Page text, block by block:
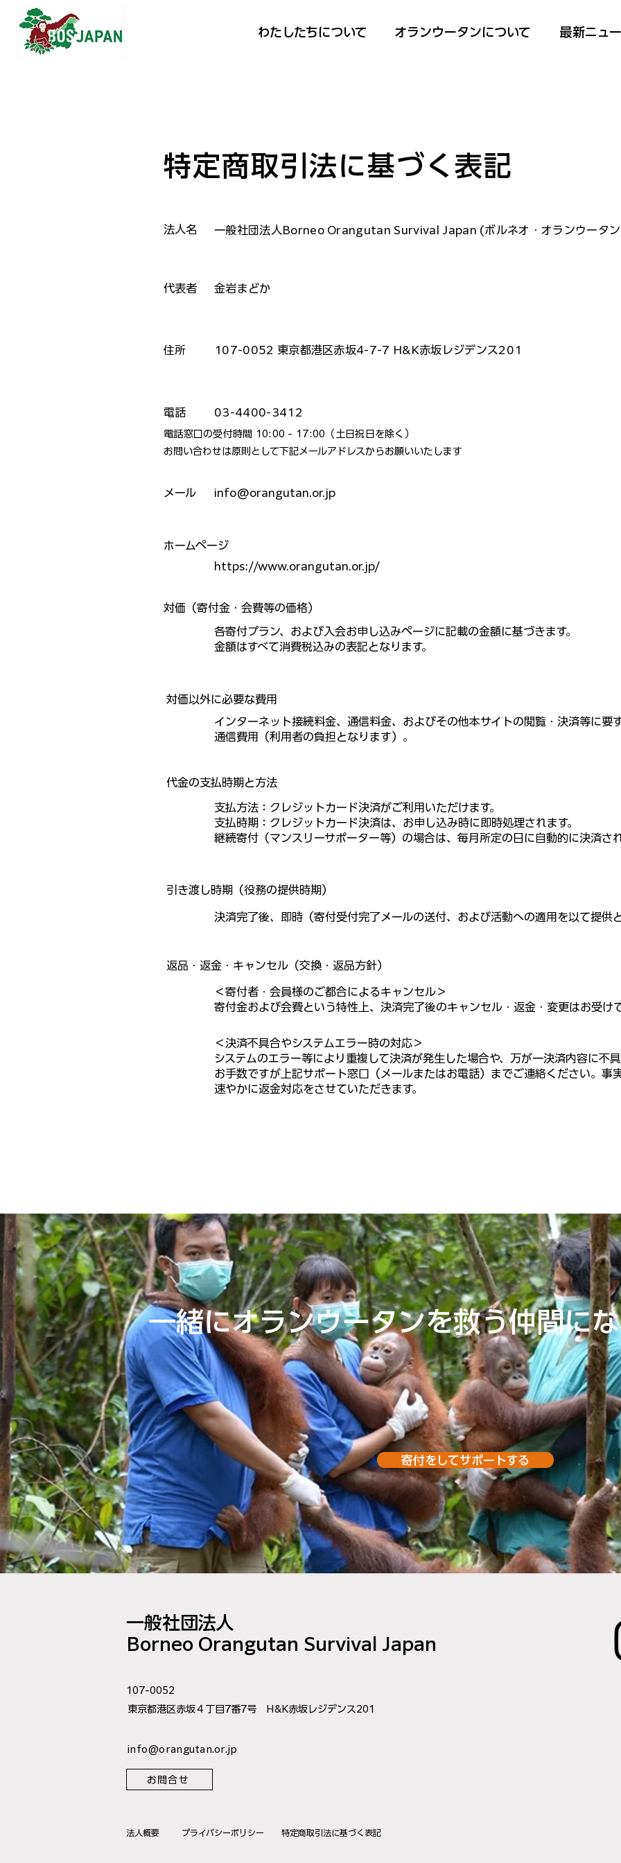
​わたしたちについて ​オランウータンについて 最新ニュ
特定商取引法に基づく表記
法人名 一般社団法人Borneo Orangutan Survival Japan (ボルネオ・オランウータン
代表者 ​金岩まどか
​住所 107-0052 東京都港区赤坂4-7-7 H&K赤坂レジデンス201
電話 03-4400-3412
電話窓口の受付時間 10:00 - 17:00（土日祝日を除く）
​お問い合わせは原則として下記メールアドレスからお願いいたします
​メール info@orangutan.or.jp
ホームページ
https://www.orangutan.or.jp/
対価（寄付金・会費等の価格）
各寄付プラン、および入会お申し込みページに記載の金額に基づきます。
金額はすべて消費税込みの表記となります。
対価以外に必要な費用
インターネット接続料金、通信料金、およびその他本サイトの閲覧・決済等に要
通信費用（利用者の負担となります）。
代金の支払時期と方法
支払方法：クレジットカード決済がご利用いただけます。
支払時期：クレジットカード決済は、お申し込み時に即時処理されます。
継続寄付（マンスリーサポーター等）の場合は、毎月所定の日に自動的に決済され
引き渡し時期（役務の提供時期）
決済完了後、即時（寄付受付完了メールの送付、および活動への適用を以て提供
返品・返金・キャンセル（交換・返品方針）
＜寄付者・会員様のご都合によるキャンセル＞
寄付金および会費という特性上、決済完了後のキャンセル・返金・変更はお受け
＜決済不具合やシステムエラー時の対応＞
システムのエラー等により重複して決済が発生した場合や、万が一決済内容に不
お手数ですが上記サポート窓口（メールまたはお電話）までご連絡ください。事
速やかに返金対応をさせていただきます。
一緒にオランウータンを救う仲間に
寄付をしてサポートする
一般社団法人
​Borneo Orangutan Survival Japan
107-0052
東京都港区赤坂４丁目7番7号 H&K赤坂レジデンス201
info@orangutan.or.jp
お問合せ
​法人概要 ​プライバシーポリシー 特定商取引法に基づく表記